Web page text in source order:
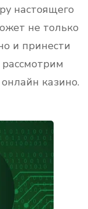
настоящего
не только
и принести
казино.